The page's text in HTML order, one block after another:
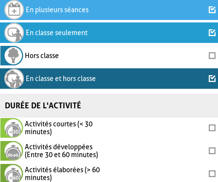
En plusieurs séances
En classe seulement
Hors classe
En classe et hors classe
DURÉE DE L'ACTIVITÉ
Activités courtes (< 30
minutes)
Activités développées
(Entre 30 et 60 minutes)
Activités élaborées (> 60
minutes)